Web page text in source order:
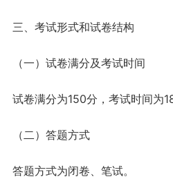
三、考试形式和试卷结构
（一）试卷满分及考试时间
试卷满分为150分，考试时间为
（二）答题方式
答题方式为闭卷、笔试。